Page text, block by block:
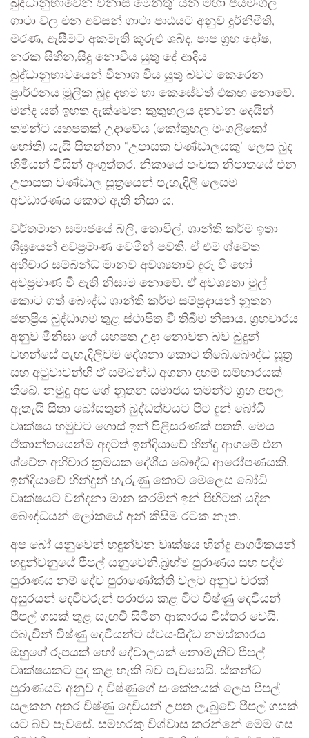
බුද්ධානුභාවේන විනාස මෙන්තු’ යන මහා ජයමංගල
ගාථා වල එන අවසන් ගාථා පාඨයට අනුව දුර්නිමිති,
මරණ, ඇසීමට අකමැති කුරුළු ශබ්ද, පාප ග්‍රහ දෝෂ,
නරක සිහින,සිදු නොවිය යුතු දේ ආදිය
බුද්ධානුභාවයෙන් විනාශ විය යුතු බවට කෙරෙන
ප්‍රාර්ථනය මූලික බුදු දහම හා කෙසේවත් එකඟ නොවේ.
මන්ද යත් ඉහත දැක්වෙන කුතුහලය දනවන දෙයින්
තමන්ට යහපතක් උදාවේය (කෝතුහල මංගලිකෝ
හෝති) යැයි සිතන්නා “උපාසක චණ්ඩාලයකු” ලෙස බුද
හිමියන් විසින් අංගුත්තර. නිකායේ පංචක නිපාතයේ එන
උපාසක චණ්ඩාල සූත්‍රයෙන් පැහැදිලි ලෙසම
අවධාරණය කොට ඇති නිසා ය.
වර්තමාන සමාජයේ බලි, තොවිල්, ශාන්ති කර්ම ඉතා
ශීඝ්‍රයෙන් අවප්‍රමාණ වෙමින් පවතී. ඒ එම ශ්වේත
අභිචාර සම්බන්ධ මානව අවශ්‍යතාව දුරු වී හෝ
අවප්‍රමාණ වී ඇති නිසාම නොවේ. ඒ අවශ්‍යතා මුල්
කොට ගත් බෞද්ධ ශාන්ති කර්ම සම්ප්‍රදායන් නූතන
ජනප්‍රිය බුද්ධාගම තුළ ස්ථාපිත වී තිබීම නිසාය. ග්‍රහචාරය
අනුව මිනිසා ගේ යහපත උදා නොවන බව බුදුන්
වහන්සේ පැහැදිලිවම දේශනා කොට තිබේ.බෞද්ධ සූත්‍ර
සහ අටුවාවන්හි ඒ සම්බන්ධ අගනා දහම් සම්භාරයක්
තිබේ. නමුදු අප ගේ නූතන සමාජය තමන්ට ග්‍රහ අපල
ඇතැයි සිතා බෝසතුන් බුද්ධත්වයට පිට දුන් බෝධි
වෘක්ෂය හමුවට ගොස් ඉන් පිළිසරණක් පතති. මෙය
ඒකාන්තයෙන්ම අදටත් ඉන්දියාවේ හින්දු ආගමේ එන
ශ්වේත අභිචාර ක්‍රමයක දේශීය බෞද්ධ ආරෝපණයකි.
ඉන්දියාවේ හින්දුන් හැරුණු කොට මෙලෙස බෝධි
වෘක්ෂයට වන්දනා මාන කරමින් ඉන් පිහිටක් යදින
බෞද්ධයන් ලෝකයේ අන් කිසිම රටක නැත.
අප බෝ යනුවෙන් හඳුන්වන වෘක්ෂය හින්දු ආගමිකයන්
හඳුන්වනුයේ පීපල් යනුවෙනි.බ්‍රහ්ම පුරාණය සහ පද්ම
පුරාණය නම් දේව පුරාණෝක්ති වලට අනුව වරක්
අසුරයන් දෙවිවරුන් පරාජය කළ විට විෂ්ණු දෙවියන්
පීපල් ගසක් තුළ සැඟවී සිටින ආකාරය විස්තර වෙයි.
එබැවින් විෂ්ණු දෙවියන්ට ස්වයංසිද්ධ නමස්කාරය
ඔහුගේ රූපයක් හෝ දේවාලයක් නොමැතිව පීපල්
වෘක්ෂයකට පුද කළ හැකි බව පැවසෙයි. ස්කන්ධ
පුරාණයට අනුව ද විෂ්ණුගේ සංකේතයක් ලෙස පීපල්
සලකන අතර විෂ්ණු දෙවියන් උපත ලැබුවේ පීපල් ගසක්
යට බව පැවසේ. සමහරකු විශ්වාස කරන්නේ මෙම ගස